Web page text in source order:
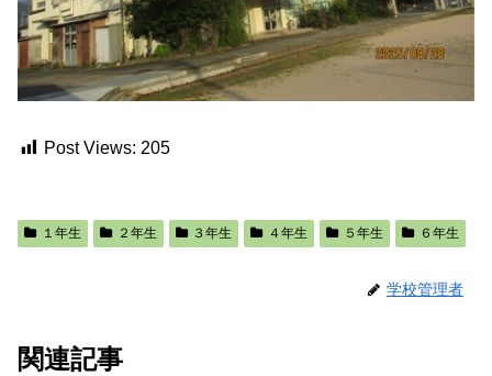
Post Views: 205
１年生 ２年生 ３年生 ４年生 ５年生 ６年生
学校管理者
関連記事